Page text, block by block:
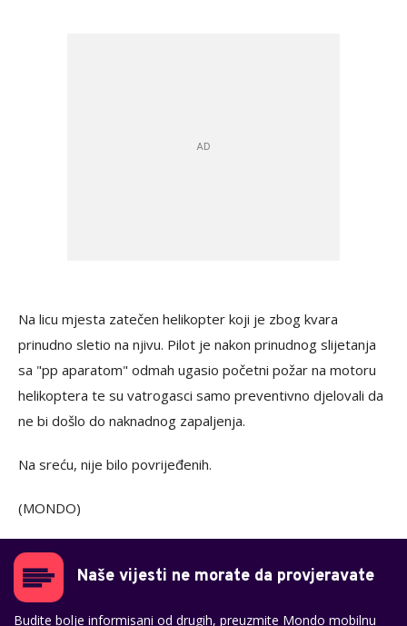
Na licu mjesta zatečen helikopter koji je zbog kvara
prinudno sletio na njivu. Pilot je nakon prinudnog slijetanja
sa "pp aparatom" odmah ugasio početni požar na motoru
helikoptera te su vatrogasci samo preventivno djelovali da
ne bi došlo do naknadnog zapaljenja.
Na sreću, nije bilo povrijeđenih.
(MONDO)
Naše vijesti ne morate da provjeravate
Budite bolje informisani od drugih, preuzmite Mondo mobilnu